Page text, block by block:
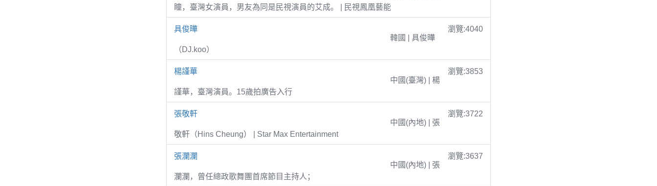
瞳，臺灣女演員，男友為同是民視演員的艾成。 | 民視鳳凰藝能
具俊曄
瀏覽:4040
韓國 | 具俊曄
（DJ.koo）
楊謹華
瀏覽:3853
中國(臺灣) | 楊
謹華，臺灣演員。15歲拍廣告入行
張敬軒
瀏覽:3722
中國(內地) | 張
敬軒（Hins Cheung） | Star Max Entertainment
張瀾瀾
瀏覽:3637
中國(內地) | 張
瀾瀾，曾任總政歌舞團首席節目主持人；